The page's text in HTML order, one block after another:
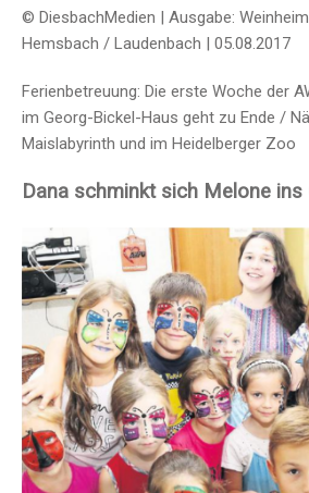
© DiesbachMedien | Ausgabe:
Hemsbach / Laudenbach | 05.08.2017
Ferienbetreuung: Die erste Woche der
im Georg-Bickel-Haus geht zu Ende /
Maislabyrinth und im Heidelberger Zoo
Dana schminkt sich Melone ins